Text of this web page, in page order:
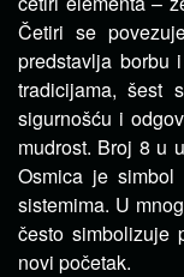
Četiri se
predstavlja borbu
tradicijama, šest
sigurnošću i
mudrost. Broj 8 u
Osmica je
sistemima. U
često simbolizuje
novi početak.